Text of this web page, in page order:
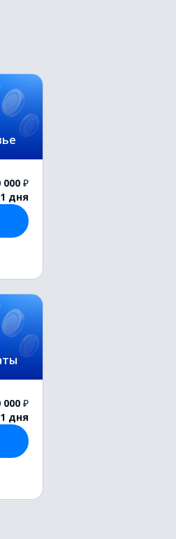
000 ₽
дня
000 ₽
дня